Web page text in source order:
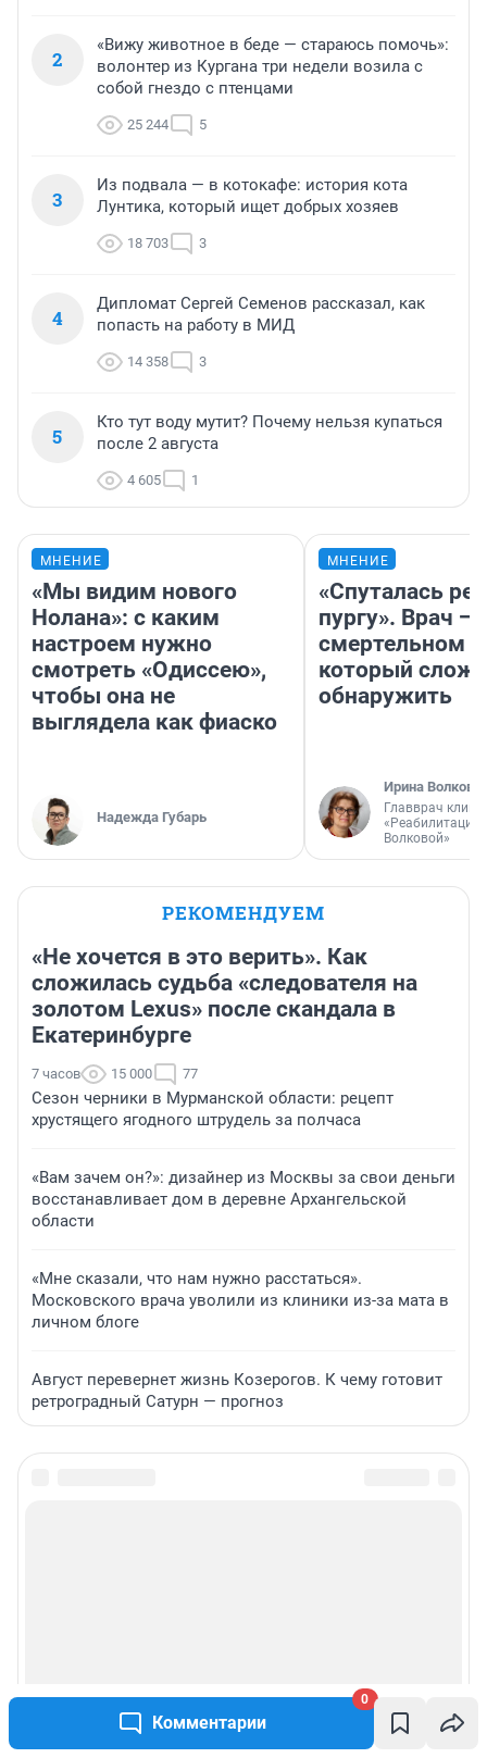
Комментарии
0
2
«Вижу животное в беде — стараюсь помочь»:
волонтер из Кургана три недели возила с
собой гнездо с птенцами
25 244 5
3
Из подвала — в котокафе: история кота
Лунтика, который ищет добрых хозяев
18 703 3
4
Дипломат Сергей Семенов рассказал, как
попасть на работу в МИД
14 358 3
5
Кто тут воду мутит? Почему нельзя купаться
после 2 августа
4 605 1
МНЕНИЕ
«Мы видим нового
Нолана»: с каким
настроем нужно
смотреть «Одиссею»,
чтобы она не
выглядела как фиаско
Надежда Губарь
МНЕНИЕ
«Спуталась
пургу». Врач —
смертельном
который
обнаружить
Ирина Волкова
Главврач
«Реабилитация
Волковой»
РЕКОМЕНДУЕМ
«Не хочется в это верить». Как
сложилась судьба «следователя на
золотом Lexus» после скандала в
Екатеринбурге
7 часов 15 000 77
Сезон черники в Мурманской области: рецепт
хрустящего ягодного штрудель за полчаса
«Вам зачем он?»: дизайнер из Москвы за свои деньги
восстанавливает дом в деревне Архангельской
области
«Мне сказали, что нам нужно расстаться».
Московского врача уволили из клиники из-за мата в
личном блоге
Август перевернет жизнь Козерогов. К чему готовит
ретроградный Сатурн — прогноз